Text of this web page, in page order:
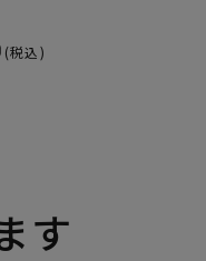
(税込)
す